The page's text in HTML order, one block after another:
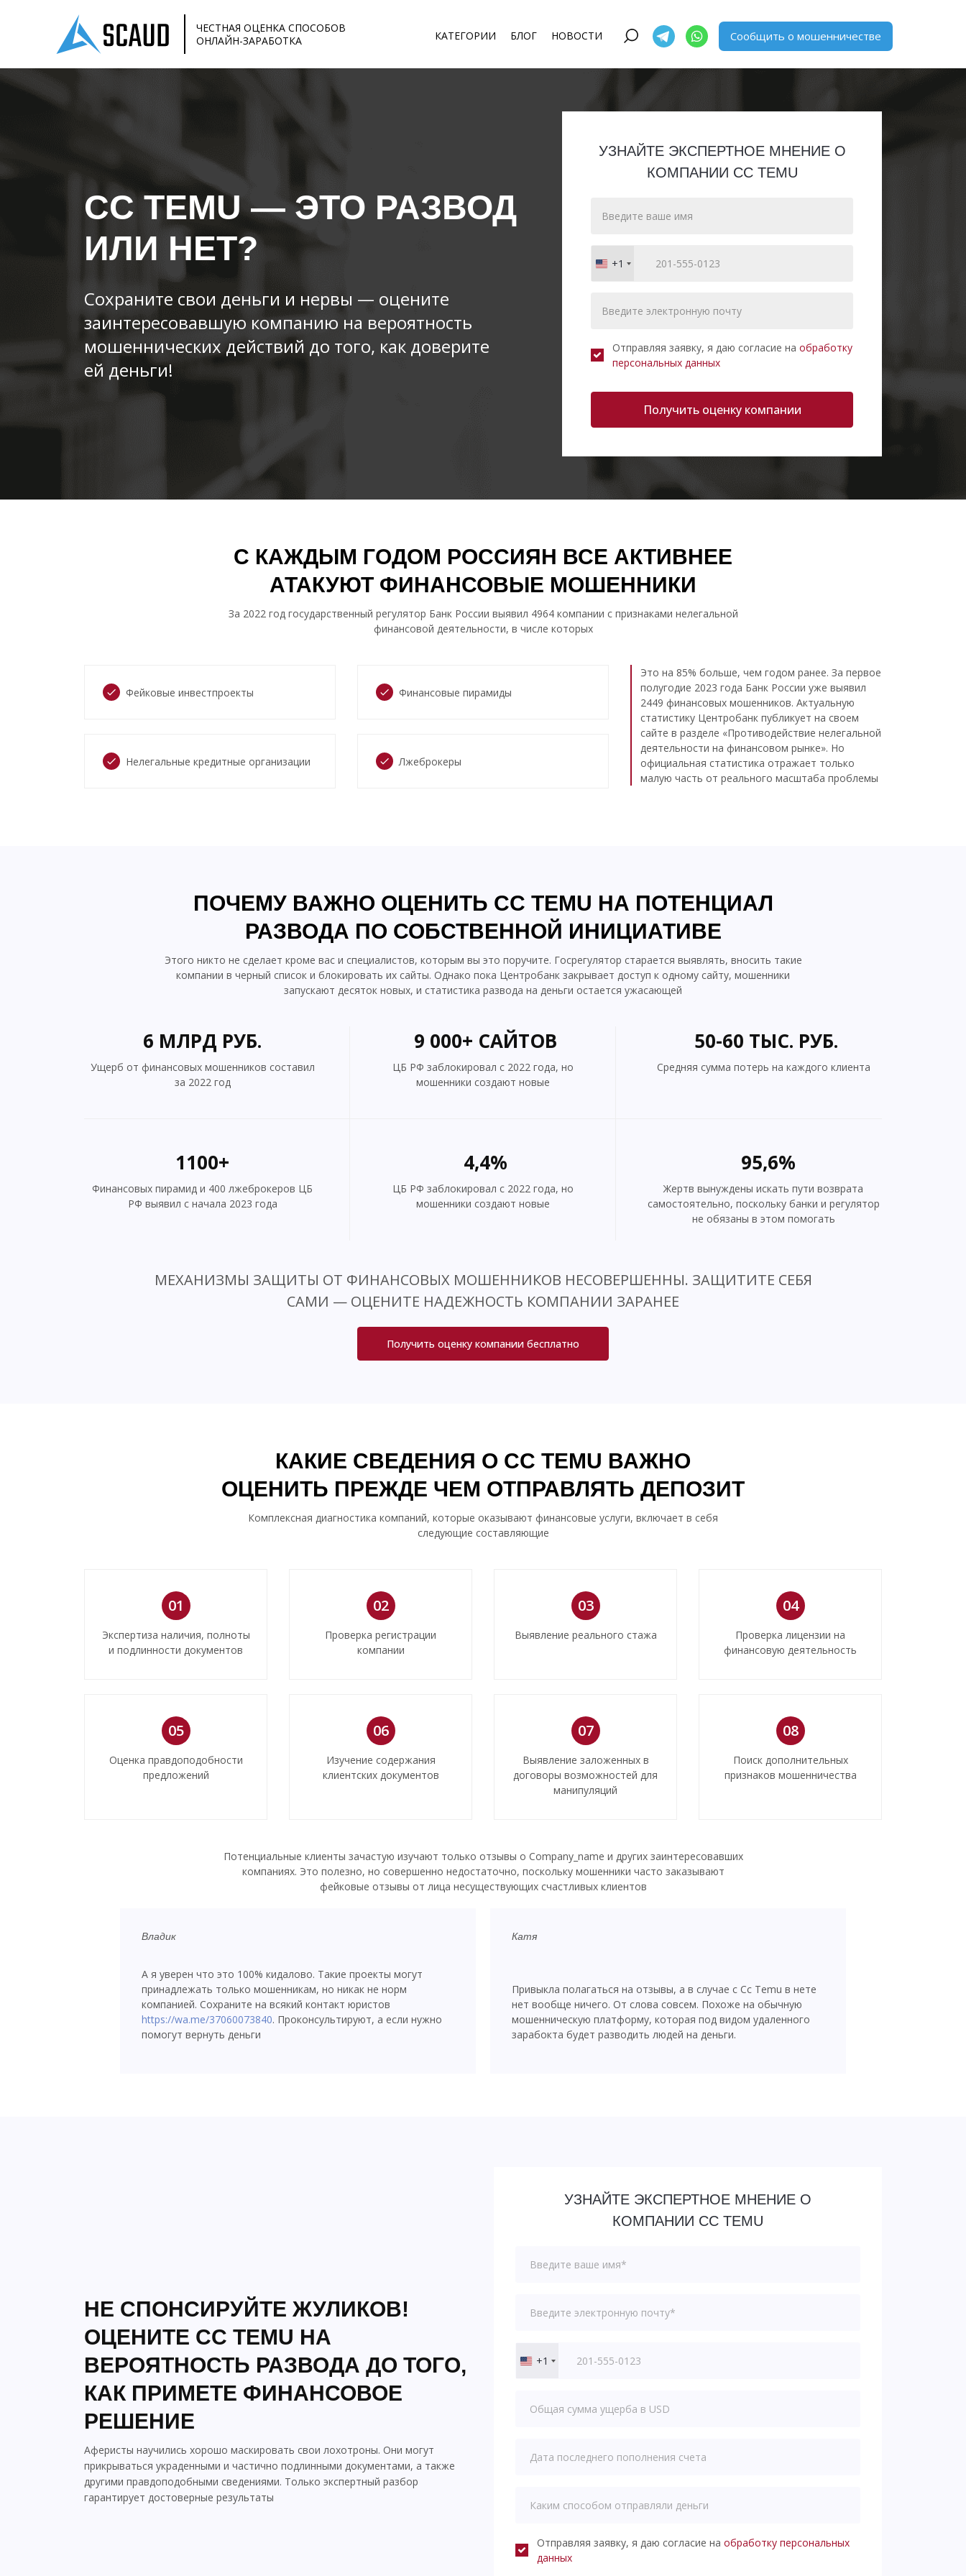
ЧЕСТНАЯ ОЦЕНКА СПОСОБОВ
ОНЛАЙН-ЗАРАБОТКА
КАТЕГОРИИ БЛОГ НОВОСТИ Сообщить о мошенничестве
CC TEMU— ЭТО РАЗВОД
ИЛИ НЕТ?
Сохраните свои деньги и нервы — оцените
заинтересовавшую компанию на вероятность
мошеннических действий до того, как доверите
ей деньги!
УЗНАЙТЕ ЭКСПЕРТНОЕ МНЕНИЕ О
КОМПАНИИ CC TEMU
United
States
+1
Отправляя заявку, я даю согласие на обработку
персональных данных
Получить оценку компании
С КАЖДЫМ ГОДОМ РОССИЯН ВСЕ АКТИВНЕЕ
АТАКУЮТ ФИНАНСОВЫЕ МОШЕННИКИ
За 2022 год государственный регулятор Банк России выявил 4964 компании с признаками нелегальной
финансовой деятельности, в числе которых
check Фейковые инвестпроекты
check Нелегальные кредитные организации
check Финансовые пирамиды
check Лжеброкеры
Это на 85% больше, чем годом ранее. За первое
полугодие 2023 года Банк России уже выявил
2449 финансовых мошенников. Актуальную
статистику Центробанк публикует на своем
сайте в разделе «Противодействие нелегальной
деятельности на финансовом рынке». Но
официальная статистика отражает только
малую часть от реального масштаба проблемы
ПОЧЕМУ ВАЖНО ОЦЕНИТЬ CC TEMU НА ПОТЕНЦИАЛ
РАЗВОДА ПО СОБСТВЕННОЙ ИНИЦИАТИВЕ
Этого никто не сделает кроме вас и специалистов, которым вы это поручите. Госрегулятор старается выявлять, вносить такие
компании в черный список и блокировать их сайты. Однако пока Центробанк закрывает доступ к одному сайту, мошенники
запускают десяток новых, и статистика развода на деньги остается ужасающей
6 МЛРД РУБ.
Ущерб от финансовых мошенников составил
за 2022 год
9 000+ САЙТОВ
ЦБ РФ заблокировал с 2022 года, но
мошенники создают новые
50-60 ТЫС. РУБ.
Cредняя сумма потерь на каждого клиента
1100+
Финансовых пирамид и 400 лжеброкеров ЦБ
РФ выявил с начала 2023 года
4,4%
ЦБ РФ заблокировал с 2022 года, но
мошенники создают новые
95,6%
Жертв вынуждены искать пути возврата
самостоятельно, поскольку банки и регулятор
не обязаны в этом помогать
МЕХАНИЗМЫ ЗАЩИТЫ ОТ ФИНАНСОВЫХ МОШЕННИКОВ НЕСОВЕРШЕННЫ. ЗАЩИТИТЕ СЕБЯ
САМИ — ОЦЕНИТЕ НАДЕЖНОСТЬ КОМПАНИИ ЗАРАНЕЕ
Получить оценку компании бесплатно
КАКИЕ СВЕДЕНИЯ О CC TEMU ВАЖНО
ОЦЕНИТЬ ПРЕЖДЕ ЧЕМ ОТПРАВЛЯТЬ ДЕПОЗИТ
Комплексная диагностика компаний, которые оказывают финансовые услуги, включает в себя
следующие составляющие
01
Экспертиза наличия, полноты
и подлинности документов
02
Проверка регистрации
компании
03
Выявление реального стажа
04
Проверка лицензии на
финансовую деятельность
05
Оценка правдоподобности
предложений
06
Изучение содержания
клиентских документов
07
Выявление заложенных в
договоры возможностей для
манипуляций
08
Поиск дополнительных
признаков мошенничества
Потенциальные клиенты зачастую изучают только отзывы о Company_name и других заинтересовавших
компаниях. Это полезно, но совершенно недостаточно, поскольку мошенники часто заказывают
фейковые отзывы от лица несуществующих счастливых клиентов
Владик
А я уверен что это 100% кидалово. Такие проекты могут
принадлежать только мошенникам, но никак не норм
компанией. Сохраните на всякий контакт юристов
https://wa.me/37060073840. Проконсультируют, а если нужно
помогут вернуть деньги
Катя
Привыкла полагаться на отзывы, а в случае с Cc Temu в нете
нет вообще ничего. От слова совсем. Похоже на обычную
мошенническую платформу, которая под видом удаленного
зарабокта будет разводить людей на деньги.
НЕ СПОНСИРУЙТЕ ЖУЛИКОВ!
ОЦЕНИТЕ CC TEMU НА
ВЕРОЯТНОСТЬ РАЗВОДА ДО ТОГО,
КАК ПРИМЕТЕ ФИНАНСОВОЕ
РЕШЕНИЕ
Аферисты научились хорошо маскировать свои лохотроны. Они могут
прикрываться украденными и частично подлинными документами, а также
другими правдоподобными сведениями. Только экспертный разбор
гарантирует достоверные результаты
УЗНАЙТЕ ЭКСПЕРТНОЕ МНЕНИЕ О
КОМПАНИИ CC TEMU
United
+1
Отправляя заявку, я даю согласие на обработку персональных
данных